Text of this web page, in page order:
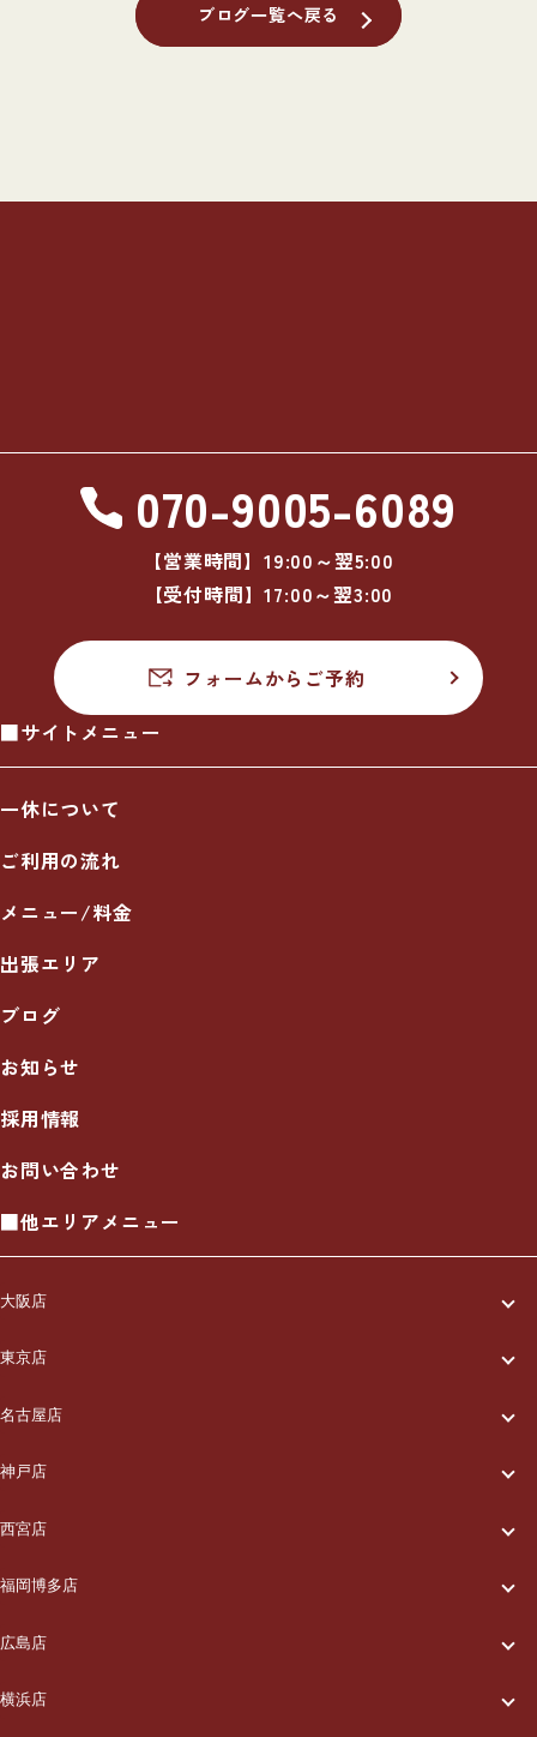
ブログ一覧へ戻る
070-9005-6089
【営業時間】19:00～翌5:00
【受付時間】17:00～翌3:00
フォームからご予約
■サイトメニュー
一休について
ご利用の流れ
メニュー/料金
出張エリア
ブログ
お知らせ
採用情報
お問い合わせ
■他エリアメニュー
大阪店
一休について
ご利用の流れ
メニュー/料金
出張エリア
ブログ
お知らせ
採用情報
東京店
一休について
ご利用の流れ
メニュー/料金
出張エリア
ブログ
お知らせ
名古屋店
一休について
ご利用の流れ
メニュー/料金
出張エリア
ブログ
神戸店
一休について
ご利用の流れ
メニュー/料金
出張エリア
西宮店
一休について
ご利用の流れ
メニュー/料金
福岡博多店
一休について
ご利用の流れ
広島店
一休について
横浜店